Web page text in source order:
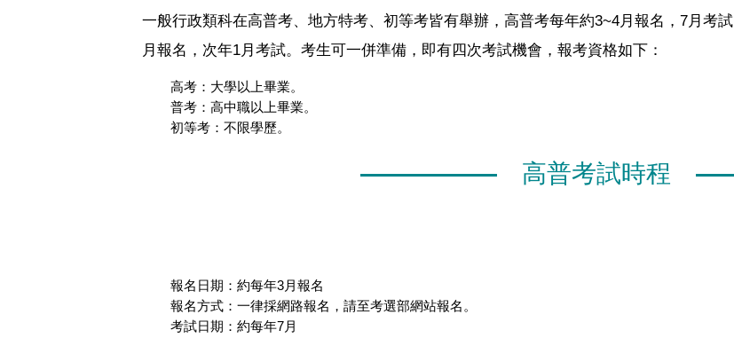
一般行政類科在高普考、地方特考、初等考皆有舉辦，高普考每年約3~4月報名，7月考
月報名，次年1月考試。考生可一併準備，即有四次考試機會，報考資格如下：
高考：大學以上畢業。
普考：高中職以上畢業。
初等考：不限學歷。
高普考試時程
報名日期：約每年3月報名
報名方式：一律採網路報名，請至考選部網站報名。
考試日期：約每年7月